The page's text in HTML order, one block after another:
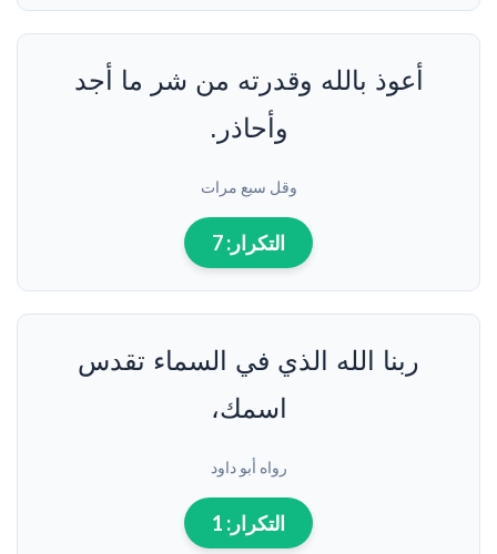
أعوذ بالله وقدرته من شر ما أجد
وأحاذر.
وقل سبع مرات
التكرار:7
ربنا الله الذي في السماء تقدس
اسمك،
رواه أبو داود
التكرار: 1